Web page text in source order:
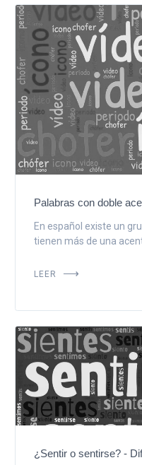
Palabras con doble
En español existe un
tienen más de una
LEER
¿Sentir o sentirse? -